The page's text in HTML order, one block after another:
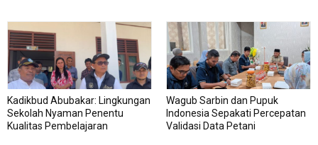
Kadikbud Abubakar: Lingkungan
Sekolah Nyaman Penentu
Kualitas Pembelajaran
Wagub Sarbin dan Pupuk
Indonesia Sepakati Percepatan
Validasi Data Petani